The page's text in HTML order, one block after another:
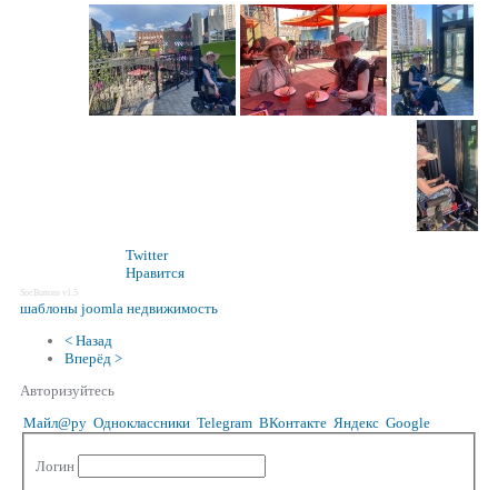
Twitter
Нравится
SocButtons v1.5
шаблоны joomla недвижимость
< Назад
Вперёд >
Авторизуйтесь
Майл@ру Одноклассники Telegram ВКонтакте Яндекс Google
Логин